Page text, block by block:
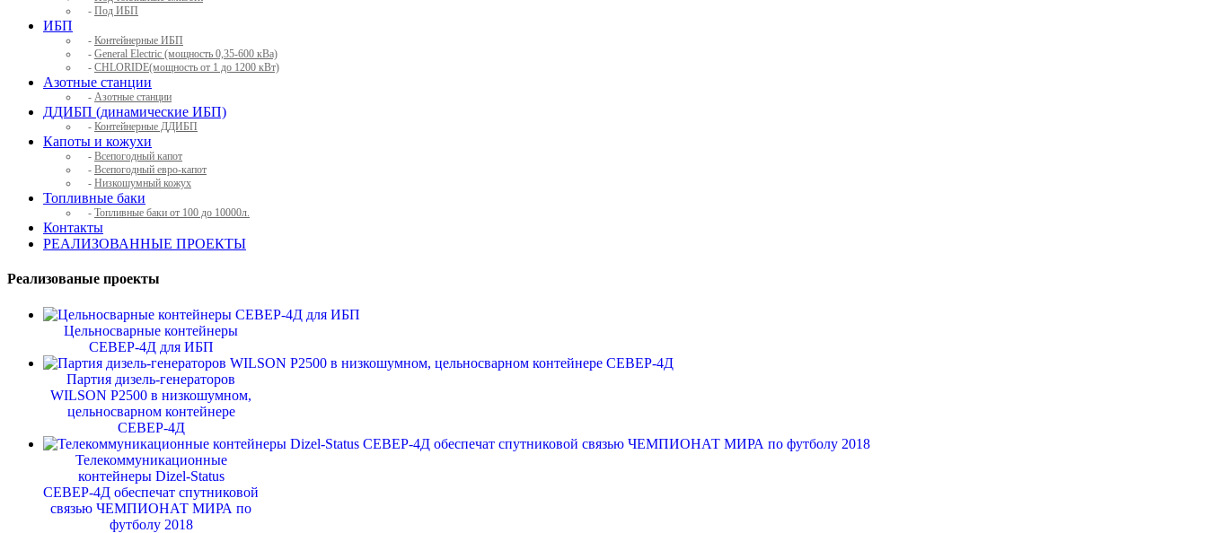
- Под ИБП
ИБП
- Контейнерные ИБП
- General Electric (мощность 0,35-600 кВа)
- CHLORIDE(мощность от 1 до 1200 кВт)
Азотные станции
- Азотные станции
ДДИБП (динамические ИБП)
- Контейнерные ДДИБП
Капоты и кожухи
- Всепогодный капот
- Всепогодный евро-капот
- Низкошумный кожух
Топливные баки
- Топливные баки от 100 до 10000л.
Контакты
РЕАЛИЗОВАННЫЕ ПРОЕКТЫ
Реализованые проекты
Цельносварные контейнеры
СЕВЕР-4Д для ИБП
Партия дизель-генераторов
WILSON P2500 в низкошумном,
цельносварном контейнере
СЕВЕР-4Д
Телекоммуникационные
контейнеры Dizel-Status
СЕВЕР-4Д обеспечат спутниковой
связью ЧЕМПИОНАТ МИРА по
футболу 2018